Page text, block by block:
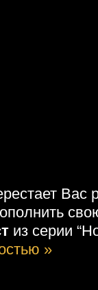
Вас
из серии
»